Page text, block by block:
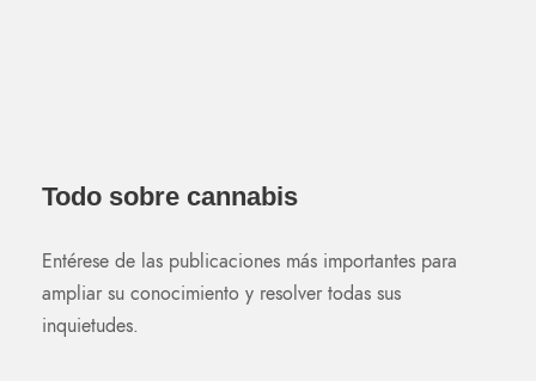
Todo sobre cannabis
Entérese de las publicaciones más importantes para
ampliar su conocimiento y resolver todas sus
inquietudes.